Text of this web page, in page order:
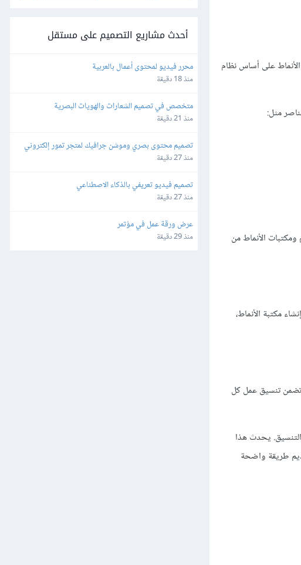
على أساس نظام
مثل:
الأنماط من
مكتبة الأنماط،
تضمن تنسيق عمل كل
يحدث هذا
طريقة واضحة
أحدث مشاريع التصميم على مستقل
محرر فيديو لمحتوى أعمال بالعربية
منذ 18 دقيقة
متخصص في تصميم الشعارات والهويات البصرية
منذ 21 دقيقة
تصميم محتوى بصري وموشن جرافيك لمتجر تمور إلكتروني
منذ 27 دقيقة
تصميم فيديو تعريفي بالذكاء الاصطناعي
منذ 27 دقيقة
عرض ورقة عمل في مؤتمر
منذ 29 دقيقة